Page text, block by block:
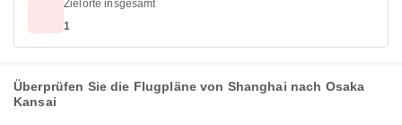
Zielorte insgesamt
1
Überprüfen Sie die Flugpläne von Shanghai nach Osaka
Kansai